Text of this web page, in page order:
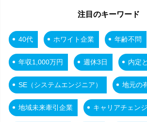
注目のキーワード
40代 ホワイト企業 年齢不問
年収1,000万円 週休3日 内定
SE（システムエンジニア） 地元の
地域未来牽引企業 キャリアチェンジ